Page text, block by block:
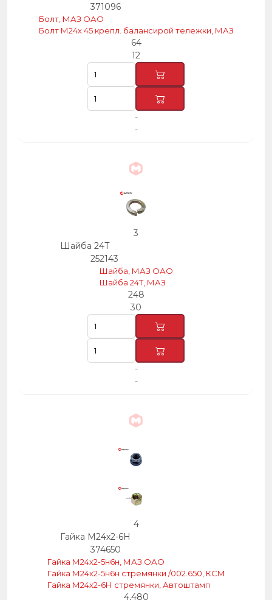
371096
Болт, МАЗ ОАО
Болт М24х 45 крепл. балансирой тележки, МАЗ
64
12
-
-
3
Шайба 24Т
252143
Шайба, МАЗ ОАО
Шайба 24Т, МАЗ
248
30
-
-
4
Гайка М24х2-6Н
374650
Гайка М24х2-5н6н, МАЗ ОАО
Гайка М24х2-5н6н стремянки /002.650, КСМ
Гайка М24х2-6Н стремянки, Автоштамп
4,480